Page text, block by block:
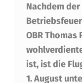
M
A
N
D
Nachdem
OBR Thomas
ist, ist die
1. August